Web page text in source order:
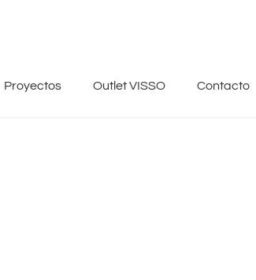
Proyectos Outlet VISSO Contacto